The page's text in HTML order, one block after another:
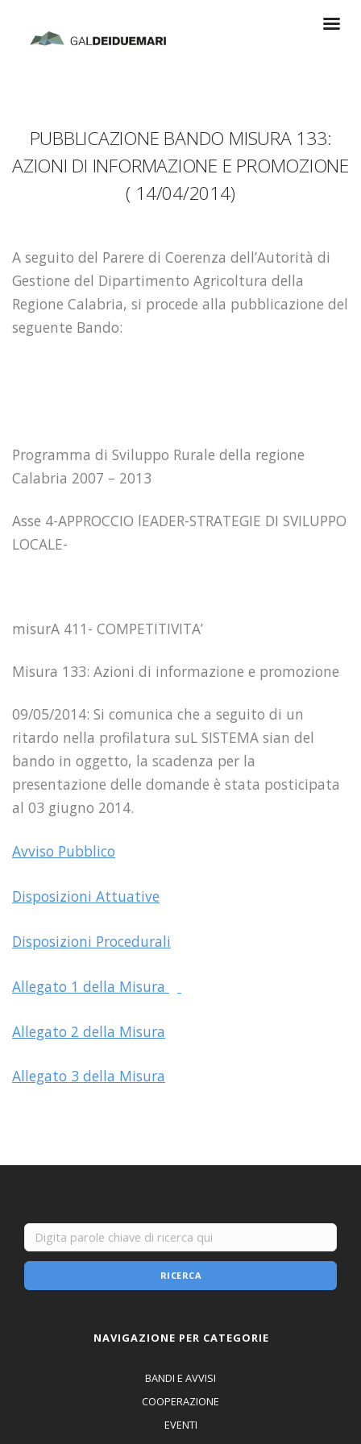
PUBBLICAZIONE BANDO MISURA 133:
AZIONI DI INFORMAZIONE E PROMOZIONE
( 14/04/2014)
A seguito del Parere di Coerenza dell’Autorità di
Gestione del Dipartimento Agricoltura della
Regione Calabria, si procede alla pubblicazione del
seguente Bando:
Programma di Sviluppo Rurale della regione
Calabria 2007 – 2013
Asse 4-APPROCCIO lEADER-STRATEGIE DI SVILUPPO
LOCALE-
misurA 411- COMPETITIVITA’
Misura 133: Azioni di informazione e promozione
09/05/2014: Si comunica che a seguito di un
ritardo nella profilatura suL SISTEMA sian del
bando in oggetto, la scadenza per la
presentazione delle domande è stata posticipata
al 03 giugno 2014.
Avviso Pubblico
Disposizioni Attuative
Disposizioni Procedurali
Allegato 1 della Misura
Allegato 2 della Misura
Allegato 3 della Misura
RICERCA
NAVIGAZIONE PER CATEGORIE
BANDI E AVVISI
COOPERAZIONE
EVENTI